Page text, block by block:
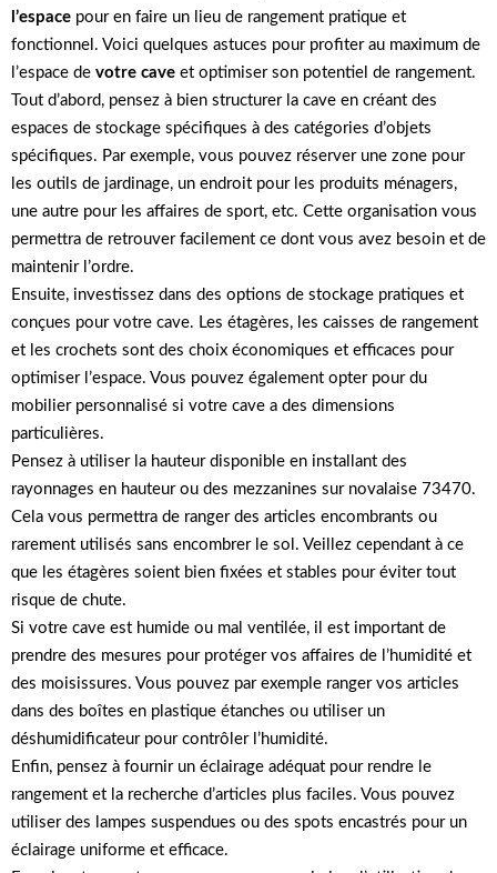
l’espace pour en faire un lieu de rangement pratique et
fonctionnel. Voici quelques astuces pour profiter au maximum de
l’espace de votre cave et optimiser son potentiel de rangement.
Tout d’abord, pensez à bien structurer la cave en créant des
espaces de stockage spécifiques à des catégories d’objets
spécifiques. Par exemple, vous pouvez réserver une zone pour
les outils de jardinage, un endroit pour les produits ménagers,
une autre pour les affaires de sport, etc. Cette organisation vous
permettra de retrouver facilement ce dont vous avez besoin et de
maintenir l’ordre.
Ensuite, investissez dans des options de stockage pratiques et
conçues pour votre cave. Les étagères, les caisses de rangement
et les crochets sont des choix économiques et efficaces pour
optimiser l’espace. Vous pouvez également opter pour du
mobilier personnalisé si votre cave a des dimensions
particulières.
Pensez à utiliser la hauteur disponible en installant des
rayonnages en hauteur ou des mezzanines sur novalaise 73470.
Cela vous permettra de ranger des articles encombrants ou
rarement utilisés sans encombrer le sol. Veillez cependant à ce
que les étagères soient bien fixées et stables pour éviter tout
risque de chute.
Si votre cave est humide ou mal ventilée, il est important de
prendre des mesures pour protéger vos affaires de l’humidité et
des moisissures. Vous pouvez par exemple ranger vos articles
dans des boîtes en plastique étanches ou utiliser un
déshumidificateur pour contrôler l’humidité.
Enfin, pensez à fournir un éclairage adéquat pour rendre le
rangement et la recherche d’articles plus faciles. Vous pouvez
utiliser des lampes suspendues ou des spots encastrés pour un
éclairage uniforme et efficace.